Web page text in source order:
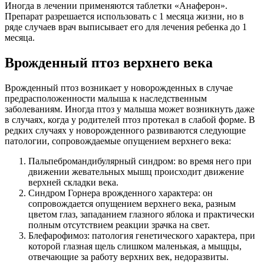
Иногда в лечении применяются таблетки «Анаферон».
Препарат разрешается использовать с 1 месяца жизни, но в
ряде случаев врач выписывает его для лечения ребенка до 1
месяца.
Врожденный птоз верхнего века
Врожденный птоз возникает у новорожденных в случае
предрасположенности малыша к наследственным
заболеваниям. Иногда птоз у малыша может возникнуть даже
в случаях, когда у родителей птоз протекал в слабой форме. В
редких случаях у новорожденного развиваются следующие
патологии, сопровождаемые опущением верхнего века:
Пальпебромандибулярный синдром: во время него при
движении жевательных мышц происходит движение
верхней складки века.
Синдром Горнера врожденного характера: он
сопровождается опущением верхнего века, разным
цветом глаз, западанием глазного яблока и практически
полным отсутствием реакции зрачка на свет.
Блефарофимоз: патология генетического характера, при
которой глазная щель слишком маленькая, а мыщцы,
отвечающие за работу верхних век, недоразвиты.